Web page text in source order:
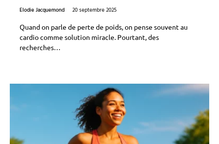
Elodie Jacquemond
20 septembre 2025
Quand on parle de perte de poids, on pense souvent au
cardio comme solution miracle. Pourtant, des
recherches…